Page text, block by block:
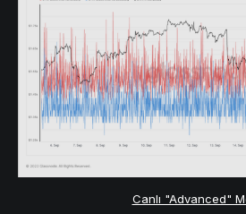
Canlı "Advanced"